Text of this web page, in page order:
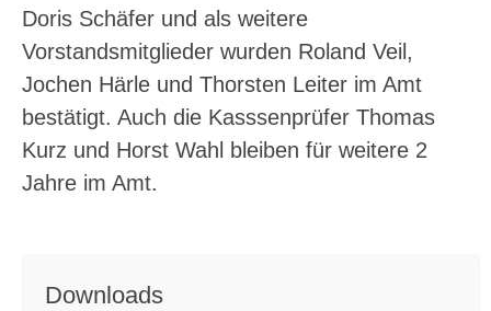
Doris Schäfer und als weitere
Vorstandsmitglieder wurden Roland Veil,
Jochen Härle und Thorsten Leiter im Amt
bestätigt. Auch die Kasssenprüfer Thomas
Kurz und Horst Wahl bleiben für weitere 2
Jahre im Amt.
Downloads